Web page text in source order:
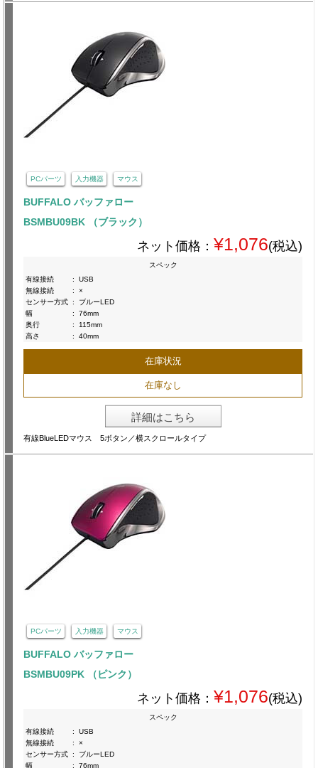
PCパーツ 入力機器 マウス
BUFFALO バッファロー
BSMBU09BK （ブラック）
ネット価格： ¥1,076(税込)
スペック
有線接続
:
USB
無線接続
:
×
センサー方式 :
ブルーLED
幅
:
76mm
奥行
:
115mm
高さ
: 40mm
在庫状況
在庫なし
詳細はこちら
有線BlueLEDマウス 5ボタン／横スクロールタイプ
PCパーツ 入力機器 マウス
BUFFALO バッファロー
BSMBU09PK （ピンク）
ネット価格： ¥1,076(税込)
スペック
有線接続
:
USB
無線接続
:
×
センサー方式 :
ブルーLED
幅
:
76mm